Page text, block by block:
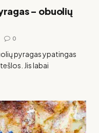
– obuolių
0
pyragas ypatingas
Jis labai